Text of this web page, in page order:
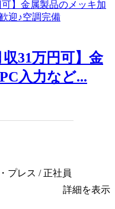
収31万円可】金
入力など...
プレス / 正社員
詳細を表示